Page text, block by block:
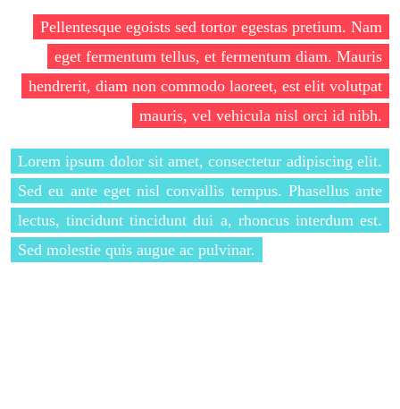
Pellentesque egoists sed tortor egestas pretium. Nam
eget fermentum tellus, et fermentum diam. Mauris
hendrerit, diam non commodo laoreet, est elit volutpat
mauris, vel vehicula nisl orci id nibh.
Lorem ipsum dolor sit amet, consectetur adipiscing elit.
Sed eu ante eget nisl convallis tempus. Phasellus ante
lectus, tincidunt tincidunt dui a, rhoncus interdum est.
Sed molestie quis augue ac pulvinar.